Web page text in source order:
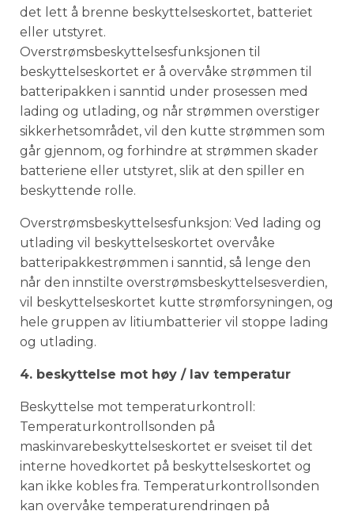
det lett å brenne beskyttelseskortet, batteriet
eller utstyret.
Overstrømsbeskyttelsesfunksjonen til
beskyttelseskortet er å overvåke strømmen til
batteripakken i sanntid under prosessen med
lading og utlading, og når strømmen overstiger
sikkerhetsområdet, vil den kutte strømmen som
går gjennom, og forhindre at strømmen skader
batteriene eller utstyret, slik at den spiller en
beskyttende rolle.
Overstrømsbeskyttelsesfunksjon: Ved lading og
utlading vil beskyttelseskortet overvåke
batteripakkestrømmen i sanntid, så lenge den
når den innstilte overstrømsbeskyttelsesverdien,
vil beskyttelseskortet kutte strømforsyningen, og
hele gruppen av litiumbatterier vil stoppe lading
og utlading.
4. beskyttelse mot høy / lav temperatur
Beskyttelse mot temperaturkontroll:
Temperaturkontrollsonden på
maskinvarebeskyttelseskortet er sveiset til det
interne hovedkortet på beskyttelseskortet og
kan ikke kobles fra. Temperaturkontrollsonden
kan overvåke temperaturendringen på